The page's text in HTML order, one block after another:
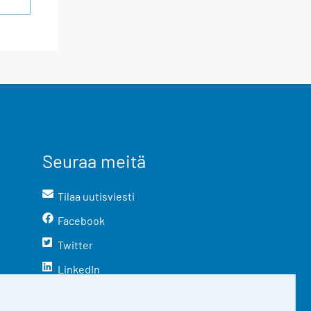
Seuraa meitä
Tilaa uutisviesti
Facebook
Twitter
LinkedIn